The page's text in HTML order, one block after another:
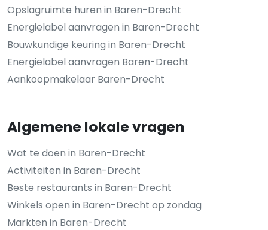
Opslagruimte huren in Baren-Drecht
Energielabel aanvragen in Baren-Drecht
Bouwkundige keuring in Baren-Drecht
Energielabel aanvragen Baren-Drecht
Aankoopmakelaar Baren-Drecht
Algemene lokale vragen
Wat te doen in Baren-Drecht
Activiteiten in Baren-Drecht
Beste restaurants in Baren-Drecht
Winkels open in Baren-Drecht op zondag
Markten in Baren-Drecht